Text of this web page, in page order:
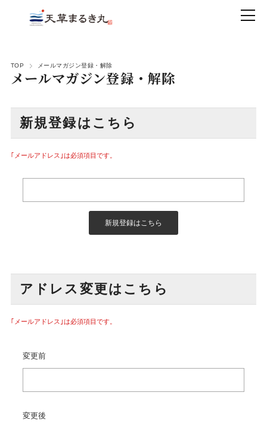
TOP メールマガジン登録・解除
メールマガジン登録・解除
新規登録はこちら
｢メールアドレス｣は必須項目です。
アドレス変更はこちら
｢メールアドレス｣は必須項目です。
変更前
変更後